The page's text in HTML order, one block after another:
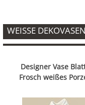
WEISSE DEKOVASEN
Designer Vase
Frosch weißes